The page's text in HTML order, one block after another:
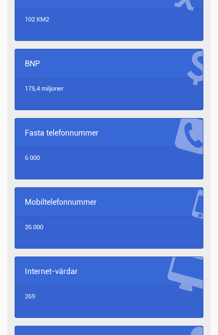
102 KM2
BNP
175,4 miljoner
Fasta telefonnummer
6 000
Mobiltelefonnummer
26 000
Internet-värdar
269